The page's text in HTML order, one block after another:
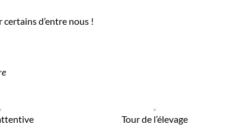
d’entre nous !
Tour de l’élevage